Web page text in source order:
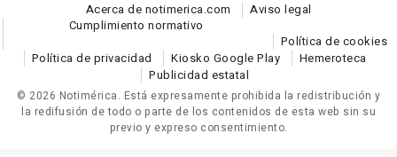
Acerca de notimerica.com
Aviso legal
Cumplimiento normativo
Política de cookies
Política de privacidad
Kiosko Google Play
Hemeroteca
Publicidad estatal
© 2026 Notimérica. Está expresamente prohibida la redistribución y
la redifusión de todo o parte de los contenidos de esta web sin su
previo y expreso consentimiento.